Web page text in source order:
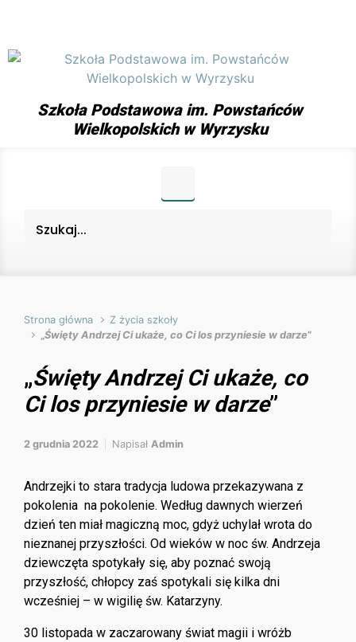
Szkoła Podstawowa im. Powstańców
Wielkopolskich w Wyrzysku
Strona główna
Z życia szkoły
„Święty Andrzej Ci ukaże, co Ci los przyniesie w darze”
„Święty Andrzej Ci ukaże, co
Ci los przyniesie w darze”
2 grudnia 2022 Napisał Admin
Andrzejki to stara tradycja ludowa przekazywana z
pokolenia na pokolenie. Według dawnych wierzeń
dzień ten miał magiczną moc, gdyż uchylał wrota do
nieznanej przyszłości. Od wieków w noc św. Andrzeja
dziewczęta spotykały się, aby poznać swoją
przyszłość, chłopcy zaś spotykali się kilka dni
wcześniej – w wigilię św. Katarzyny.
30 listopada w zaczarowany świat magii i wróżb